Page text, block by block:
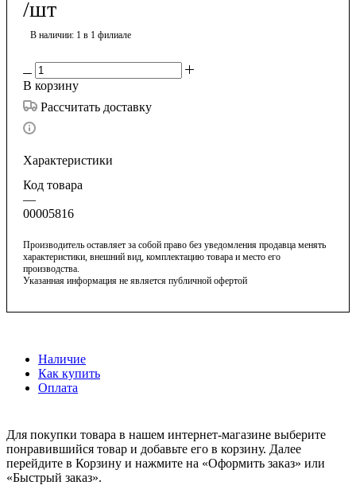
/шт
В наличии: 1 в 1 филиале
В корзину
Рассчитать доставку
Характеристики
Код товара
—
00005816
Производитель оставляет за собой право без уведомления продавца менять
характеристики, внешний вид, комплектацию товара и место его
производства.
Указанная информация не является публичной офертой
Наличие
Как купить
Оплата
Для покупки товара в нашем интернет-магазине выберите
понравившийся товар и добавьте его в корзину. Далее
перейдите в Корзину и нажмите на «Оформить заказ» или
«Быстрый заказ».